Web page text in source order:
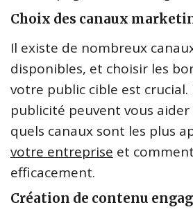
Choix des canaux
Il existe de nombreux
disponibles, et choisir les
votre public cible est crucial.
publicité peuvent vous
quels canaux sont les plus
votre entreprise et
efficacement.
Création de contenu